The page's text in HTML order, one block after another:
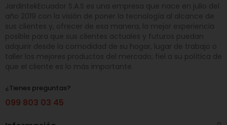
JardintekEcuador S.A.S es una empresa que nace en julio del
año 2019 con la visión de poner la tecnología al alcance de
sus clientes y, ofrecer de esa manera, la mejor experiencia
posible para que sus clientes actuales y futuros puedan
adquirir desde la comodidad de su hogar, lugar de trabajo o
taller los mejores productos del mercado; fiel a su política de
que el cliente es lo más importante.
¿Tienes preguntas?
099 803 03 45